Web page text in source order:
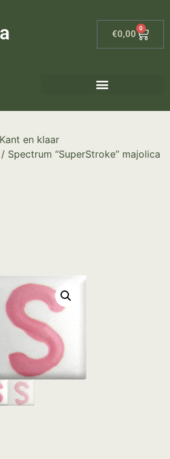
€0,00
0
Kant en klaar
/ Spectrum “SuperStroke” majolica